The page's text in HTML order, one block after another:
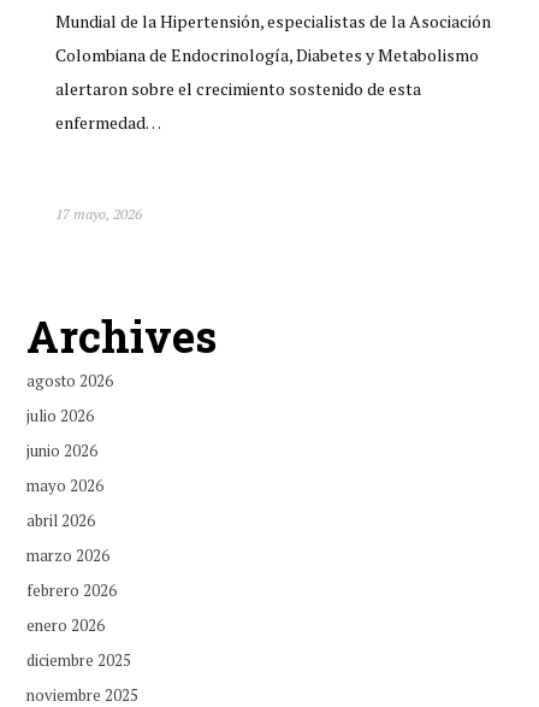
Mundial de la Hipertensión, especialistas de la Asociación
Colombiana de Endocrinología, Diabetes y Metabolismo
alertaron sobre el crecimiento sostenido de esta
enfermedad…
17 mayo, 2026
Archives
agosto 2026
julio 2026
junio 2026
mayo 2026
abril 2026
marzo 2026
febrero 2026
enero 2026
diciembre 2025
noviembre 2025